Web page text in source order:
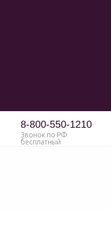
8-800-550-1210
Звонок по РФ
бесплатный